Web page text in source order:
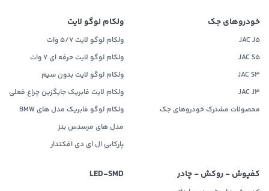
خودروهای جک
JAC J5
JAC S5
JAC S3
JAC J3
محصولات مشترک خودروهای جک
ولکام لوگو لایت
ولکام لوگو لایت 5/7 وات
ولکام لوگو لایت حرفه ای 7 وات
ولکام لوگو لایت بدون سیم
ولکام لایت فابریک جایگزین چراغ فعلی
ولکام لوگو فابریک مدل های BMW
مدل های مرسدس بنز
پارکابی ال ای دی افکتدار
کفپوش - روکش - چادر LED‌-SMD